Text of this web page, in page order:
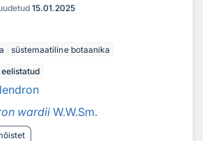
15.01.2025
süstemaatiline botaanika
eelistatud
wardiiW.W.Sm.